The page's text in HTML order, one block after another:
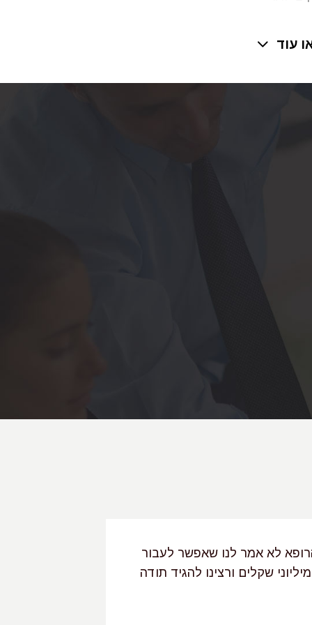
הבחירה
מתן
של
עוד
לא אמר לנו שאפשר לעבור
שקלים ורצינו להגיד תודה